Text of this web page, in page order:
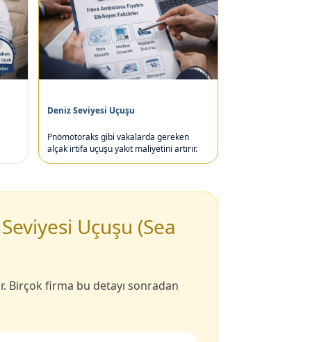
Deniz Seviyesi Uçuşu
Pnömotoraks gibi vakalarda gereken
alçak irtifa uçuşu yakıt maliyetini artırır.
Uçuşu (Sea
Birçok firma bu detayı sonradan